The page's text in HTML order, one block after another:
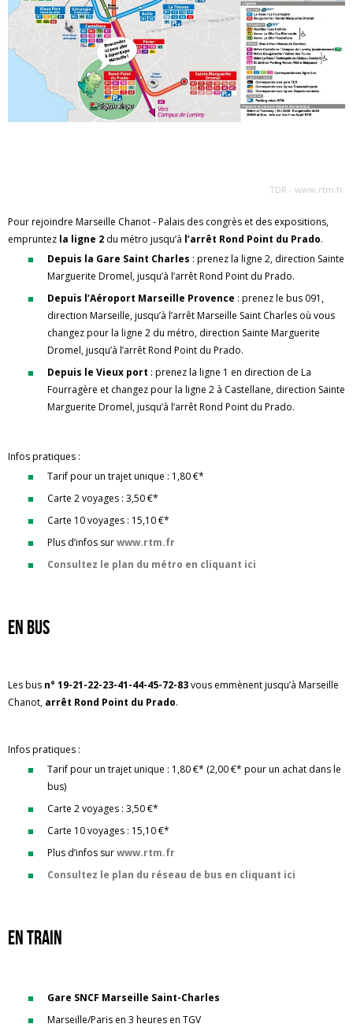
TDR - www.rtm.fr
Pour rejoindre Marseille Chanot - Palais des congrès et des expositions,
empruntez la ligne 2 du métro jusqu’à l’arrêt Rond Point du Prado.
Depuis la Gare Saint Charles : prenez la ligne 2, direction Sainte
Marguerite Dromel, jusqu’à l’arrêt Rond Point du Prado.
Depuis l’Aéroport Marseille Provence : prenez le bus 091,
direction Marseille, jusqu’à l’arrêt Marseille Saint Charles où vous
changez pour la ligne 2 du métro, direction Sainte Marguerite
Dromel, jusqu’à l’arrêt Rond Point du Prado.
Depuis le Vieux port : prenez la ligne 1 en direction de La
Fourragère et changez pour la ligne 2 à Castellane, direction Sainte
Marguerite Dromel, jusqu’à l’arrêt Rond Point du Prado.
Infos pratiques :
Tarif pour un trajet unique : 1,80 €*
Carte 2 voyages : 3,50 €*
Carte 10 voyages : 15,10 €*
Plus d’infos surwww.rtm.fr
Consultez le plan du métro en cliquant ici
En bus
Les bus n° 19-21-22-23-41-44-45-72-83vous emmènent jusqu’à Marseille
Chanot, arrêt Rond Point du Prado.
Infos pratiques :
Tarif pour un trajet unique : 1,80 €* (2,00 €* pour un achat dans le
bus)
Carte 2 voyages : 3,50 €*
Carte 10 voyages : 15,10 €*
Plus d’infos surwww.rtm.fr
Consultez le plan du réseau de bus en cliquant ici
En train
Gare SNCF Marseille Saint-Charles
Marseille/Paris en 3 heures en TGV